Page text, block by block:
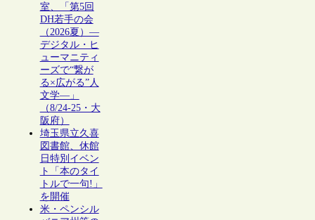
室、「第5回
DH若手の会
（2026夏）―
デジタル・ヒ
ューマニティ
ーズで“繋が
る×広がる”人
文学―」
（8/24-25・大
阪府）
埼玉県立久喜
図書館、休館
日特別イベン
ト「本のタイ
トルで一句!」
を開催
米・ペンシル